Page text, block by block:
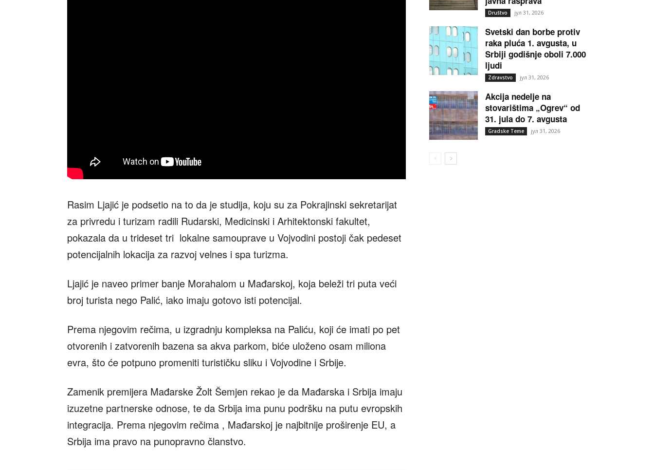
Rasim Ljajić je podsetio na to da je studija, koju su za Pokrajinski sekretarijat
za privredu i turizam radili Rudarski, Medicinski i Arhitektonski fakultet,
pokazala da u trideset tri lokalne samouprave u Vojvodini postoji čak pedeset
potencijalnih lokacija za razvoj velnes i spa turizma.
Ljajić je naveo primer banje Morahalom u Mađarskoj, koja beleži tri puta veći
broj turista nego Palić, iako imaju gotovo isti potencijal.
Prema njegovim rečima, u izgradnju kompleksa na Paliću, koji će imati po pet
otvorenih i zatvorenih bazena sa akva parkom, biće uloženo osam miliona
evra, što će potpuno promeniti turističku sliku i Vojvodine i Srbije.
Zamenik premijera Mađarske Žolt Šemjen rekao je da Mađarska i Srbija imaju
izuzetne partnerske odnose, te da Srbija ima punu podršku na putu evropskih
integracija. Prema njegovim rečima , Mađarskoj je najbitnije proširenje EU, a
Srbija ima pravo na punopravno članstvo.
Društvo јул 31, 2026
Svetski dan borbe protiv
raka pluća 1. avgusta, u
Srbiji godišnje oboli 7.000
ljudi
Zdravstvo јул 31, 2026
Akcija nedelje na
stovarištima „Ogrev“ od
31. jula do 7. avgusta
Gradske Teme јул 31, 2026